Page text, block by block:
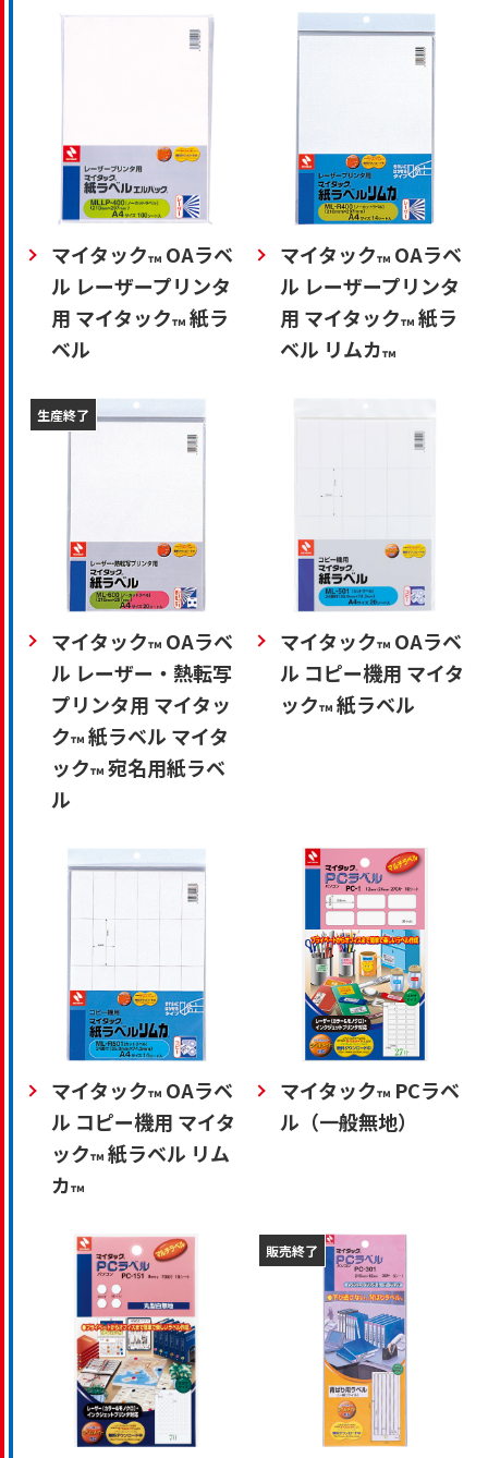
マイタック™OAラベ
ル レーザープリンタ
用 マイタック™紙ラ
ベル
マイタック™OAラベ
ル レーザープリンタ
用 マイタック™紙ラ
ベル リムカ™
生産終了
マイタック™OAラベ
ル レーザー・熱転写
プリンタ用 マイタッ
ク™紙ラベル マイタ
ック™宛名用紙ラベ
ル
マイタック™OAラベ
ル コピー機用 マイタ
ック™紙ラベル
マイタック™OAラベ
ル コピー機用 マイタ
ック™紙ラベル リム
カ™
マイタック™PCラベ
ル（一般無地）
販売終了